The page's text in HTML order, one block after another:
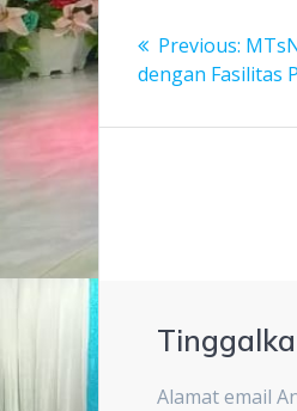
pos
Previous:
post:
dengan Fasilitas
Alamat email